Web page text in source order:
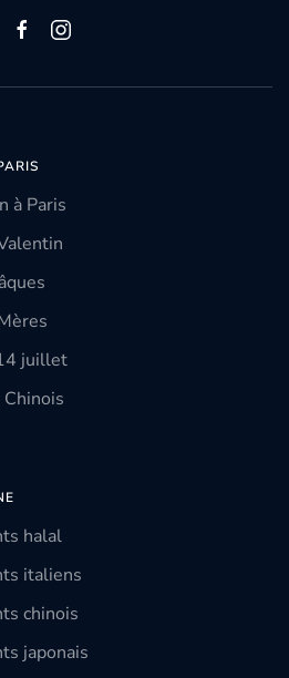
à Paris
juillet
halal
italiens
chinois
japonais